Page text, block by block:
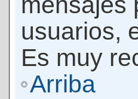
usuarios,
Es muy
Arriba